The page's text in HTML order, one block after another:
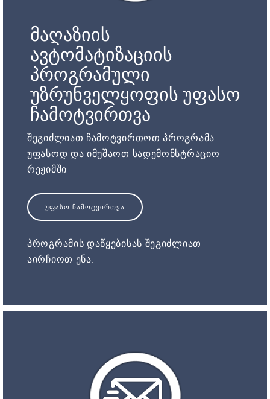
მაღაზიის
ავტომატიზაციის
პროგრამული
უზრუნველყოფის უფასო
ჩამოტვირთვა
შეგიძლიათ ჩამოტვირთოთ პროგრამა
უფასოდ და იმუშაოთ სადემონსტრაციო
რეჟიმში
ᲣᲤᲐᲡᲝ ᲩᲐᲛᲝᲢᲕᲘᲠᲗᲕᲐ
პროგრამის დაწყებისას შეგიძლიათ
აირჩიოთ ენა.